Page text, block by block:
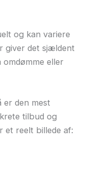
og kan variere
giver det sjældent
eller
er den mest
tilbud og
et reelt billede af: